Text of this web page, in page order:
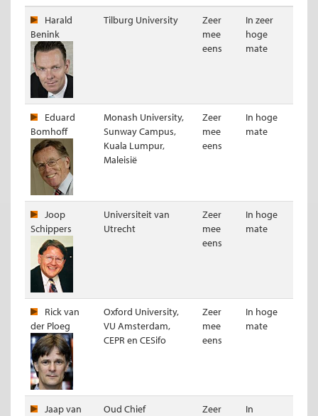
Harald
Benink
Tilburg University
Zeer
mee
eens
In zeer
hoge
mate
Eduard
Bomhoff
Monash University,
Sunway Campus,
Kuala Lumpur,
Maleisië
Zeer
mee
eens
In hoge
mate
Joop
Schippers
Universiteit van
Utrecht
Zeer
mee
eens
In hoge
mate
Rick van
der Ploeg
Oxford University,
VU Amsterdam,
CEPR en CESifo
Zeer
mee
eens
In hoge
mate
Jaap van
Oud Chief
Zeer
In